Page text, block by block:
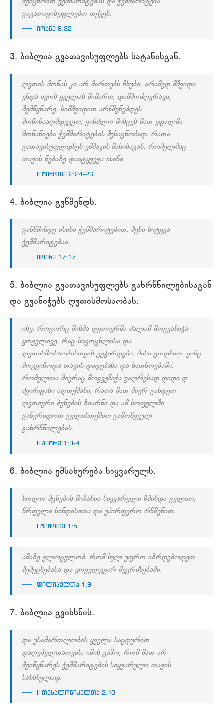
შეიცნობთ ჭეშმარიტებას და ჭეშმარიტება
გაგათავისუფლებთ თქვენ.
იოანე 8:32
3. ბიბლია გვათავისუფლებს სატანისგან.
ღვთის მონას კი არ მართებს ჩხუბი, არამედ მშვიდი
უნდა იყოს ყველას მიმართ, დამმოძღვრავი,
შემწყნარე. სიმშვიდით არწმუნებდეს
მოწინააღმდეგეთ, ვინძლო მისცეს მათ უფალმა
მონანიება ჭეშმარიტების შესაცნობად. რათა
გათავისუფლდნენ ეშმაკის მახისაგან, რომელმაც
თავის ნებაზე დაატყვევა ისინი.
II ტიმოთე 2:24-26
4. ბიბლია გვწმენდს.
განწმინდე ისინი ჭეშმარიტებით. შენი სიტყვა
ჭეშმარიტებაა.
იოანე 17:17
5. ბიბლია გვათავისუფლებს გახრწნილებისაგან
და გვანიჭებს ღვთისმოსაობას.
ისე, როგორც მისმა ღვთიურმა ძალამ მოგვანიჭა
ყოველივე, რაც სიცოცხლისა და
ღვთისმოსაობისთვის გვჭირდება, მისი ცოდნით, ვინც
მოგვიწოდა თავის დიდებასა და სათნოებაში,
რომელთა მიერაც მოგვენიჭა უაღრესად დიდი დ
ძვირფასი აღთქმანი, რათა მათ მიერ გახდეთ
ღვთიური ბუნების ზიარნი და ამ სოფელში
განერიდოთ გულისთქმით გამოწვეულ
გახრწნილებას.
II პეტრე 1:3-4
6. ბიბლია ემსახურება სიყვარულს.
ხოლო მცნების მიზანია სიყვარული წმინდა გულით,
წრფელი სინდისითა და უპირფერო რწმენით.
I ტიმოთე 1:5
ამაზე ვლოცულობ, რომ სულ უფრო იზრდებოდეთ
შემეცნებასა და ყოველგვარ შეგრძნებაში.
ფილიპელთა 1:9
7. ბიბლია გვიხსნის.
და უსამართლობის ყველა საცდურით
დაღუპულთათვის, იმის გამო, რომ მათ არ
შეიწყნარეს ჭეშმარიტების სიყვარული თავის
სახსნელად.
II თესალონიკელთა 2:10